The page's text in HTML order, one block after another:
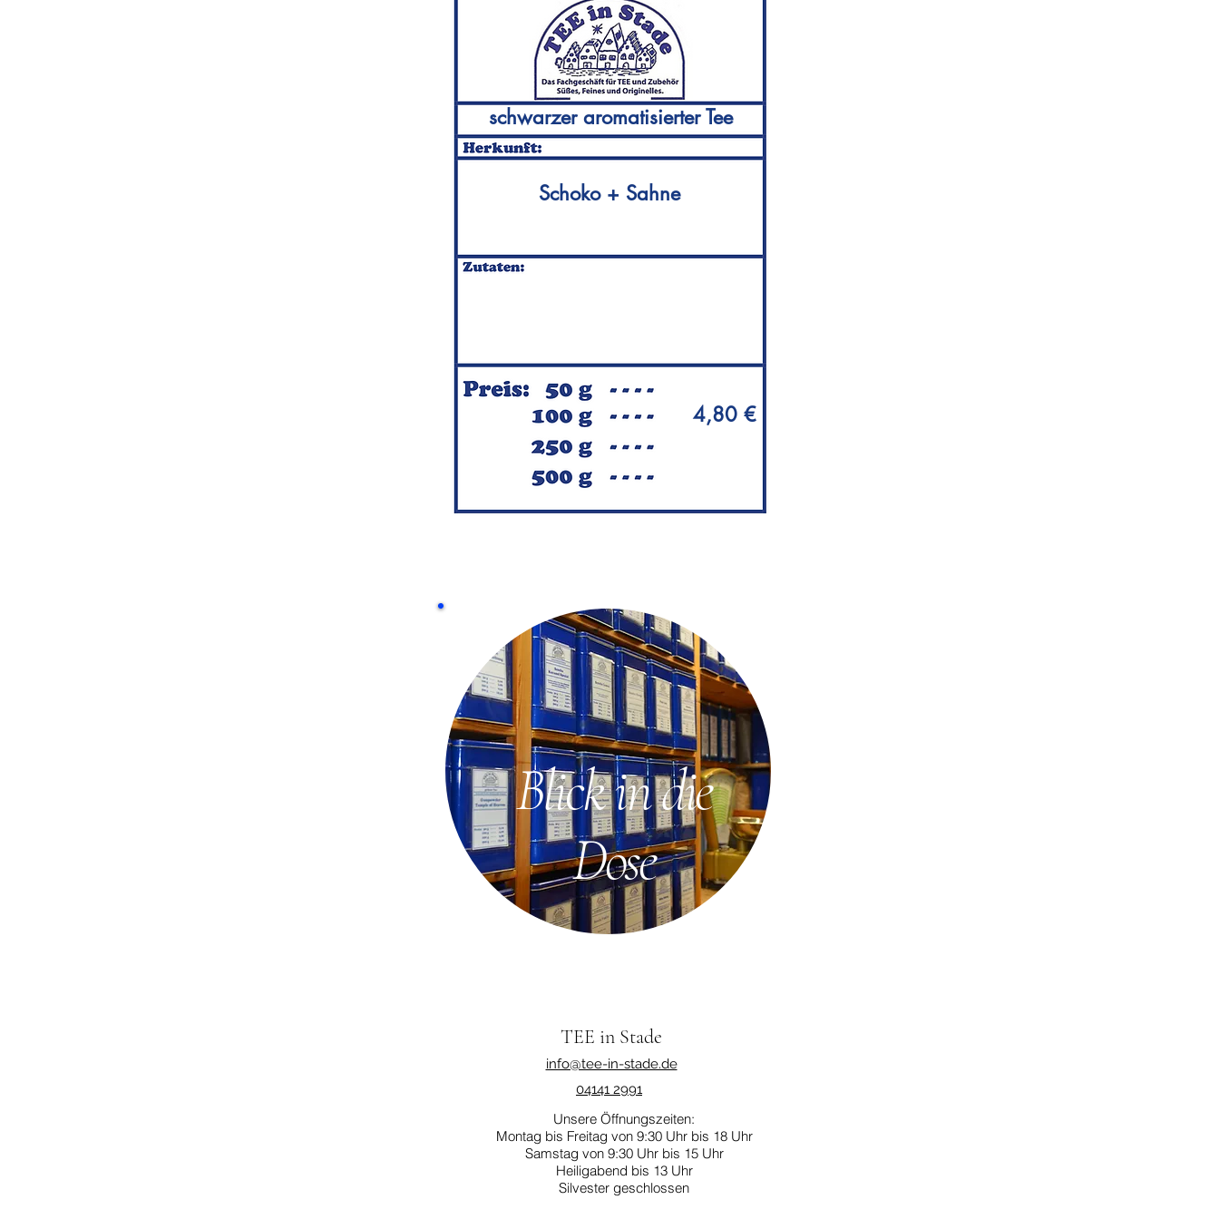
schwarzer aromatisierter Tee
Schoko + Sahne
4,80 €
Blick in die
Dose
TEE in Stade
info@tee-in-stade.de
04141 2991
Unsere Öffnungszeiten:
Montag bis Freitag von 9:30 Uhr bis 18 Uhr
Samstag von 9:30 Uhr bis 15 Uhr
Heiligabend bis 13 Uhr
Silvester geschlossen